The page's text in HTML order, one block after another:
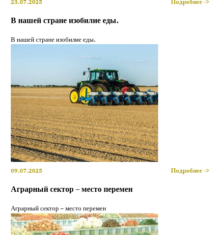
23.07.2025 Подробнее ->
В нашей стране изобилие еды.
В нашей стране изобилие еды.
09.07.2025 Подробнее ->
Аграрный сектор – место перемен
Аграрный сектор – место перемен